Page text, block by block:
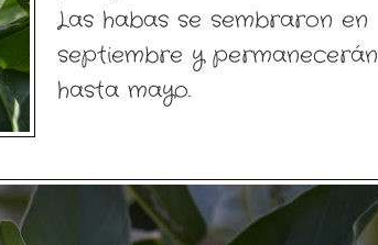
Las habas se sembraron en
septiembre y permanecerán
hasta mayo.